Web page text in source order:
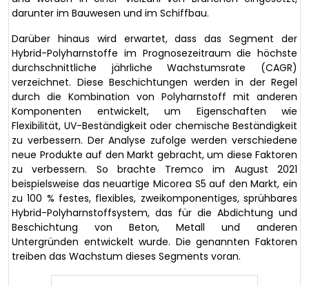
darunter im Bauwesen und im Schiffbau.
Darüber hinaus wird erwartet, dass das Segment der
Hybrid-Polyharnstoffe im Prognosezeitraum die höchste
durchschnittliche jährliche Wachstumsrate (CAGR)
verzeichnet. Diese Beschichtungen werden in der Regel
durch die Kombination von Polyharnstoff mit anderen
Komponenten entwickelt, um Eigenschaften wie
Flexibilität, UV-Beständigkeit oder chemische Beständigkeit
zu verbessern. Der Analyse zufolge werden verschiedene
neue Produkte auf den Markt gebracht, um diese Faktoren
zu verbessern. So brachte Tremco im August 2021
beispielsweise das neuartige Micorea S5 auf den Markt, ein
zu 100 % festes, flexibles, zweikomponentiges, sprühbares
Hybrid-Polyharnstoffsystem, das für die Abdichtung und
Beschichtung von Beton, Metall und anderen
Untergründen entwickelt wurde. Die genannten Faktoren
treiben das Wachstum dieses Segments voran.